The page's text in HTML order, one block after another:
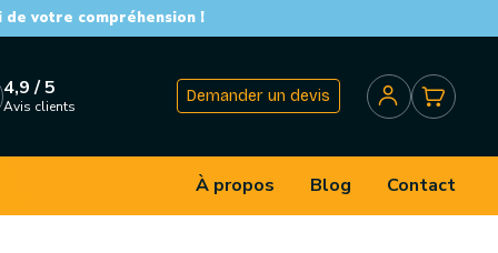
votre compréhension !
4,9 / 5
Avis clients
Demander un devis
À propos Blog Contact